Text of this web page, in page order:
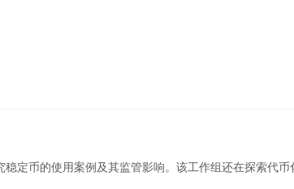
定币的使用案例及其监管影响。该工作组还在探索代币